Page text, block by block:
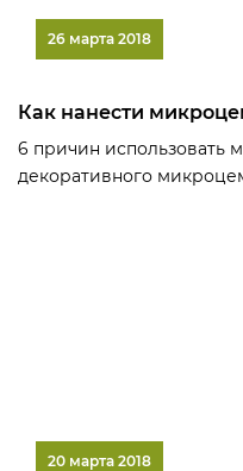
26 марта 2018
Как нанести
6 причин использовать
декоративного
20 марта 2018